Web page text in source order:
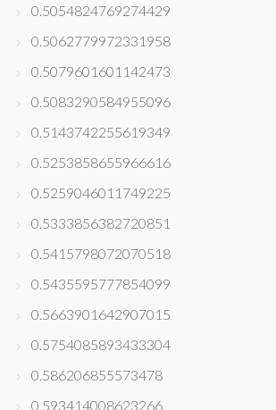
0.5054824769274429
0.5062779972331958
0.5079601601142473
0.5083290584955096
0.5143742255619349
0.5253858655966616
0.5259046011749225
0.5333856382720851
0.5415798072070518
0.5435595777854099
0.5663901642907015
0.5754085893433304
0.586206855573478
0.593414008623266